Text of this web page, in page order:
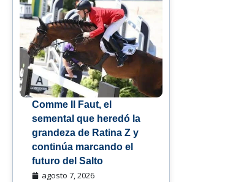
Comme Il Faut, el
semental que heredó la
grandeza de Ratina Z y
continúa marcando el
futuro del Salto
agosto 7, 2026